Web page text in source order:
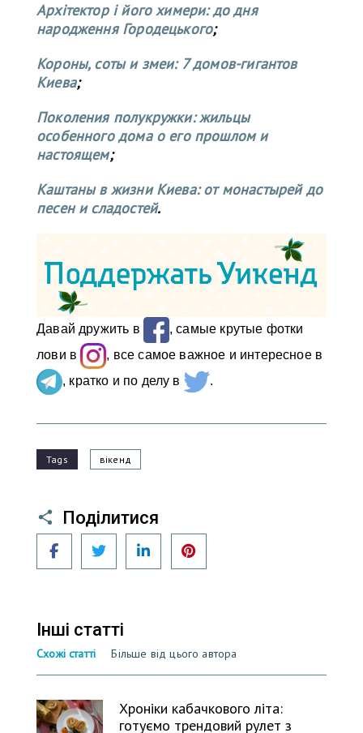
Архітектор і його химери: до дня
народження Городецького;
Короны, соты и змеи: 7 домов-гигантов
Киева;
Поколения полукружки: жильцы
особенного дома о его прошлом и
настоящем;
Каштаны в жизни Киева: от монастырей до
песен и сладостей.
Давай дружить в
, самые крутые фотки
лови в
, все самое важное и интересное в
, кратко и по делу в
.
Tags вікенд
Поділитися
FacebookTwitter LinkedIn
Інші статті
Схожі статті Більше від цього автора
Хроніки кабачкового літа:
готуємо трендовий рулет з